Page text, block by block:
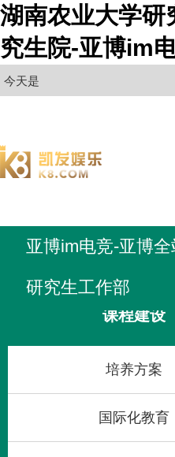
湖南农业大学研
究生院-亚博im
今天是
亚博im电竞-亚博
研究生工作部
课程建设
培养方案
国际化教育